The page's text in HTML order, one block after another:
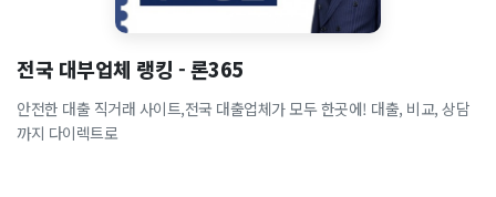
전국 대부업체 랭킹 - 론365
안전한 대출 직거래 사이트,전국 대출업체가 모두 한곳에! 대출, 비교, 상담
까지 다이렉트로